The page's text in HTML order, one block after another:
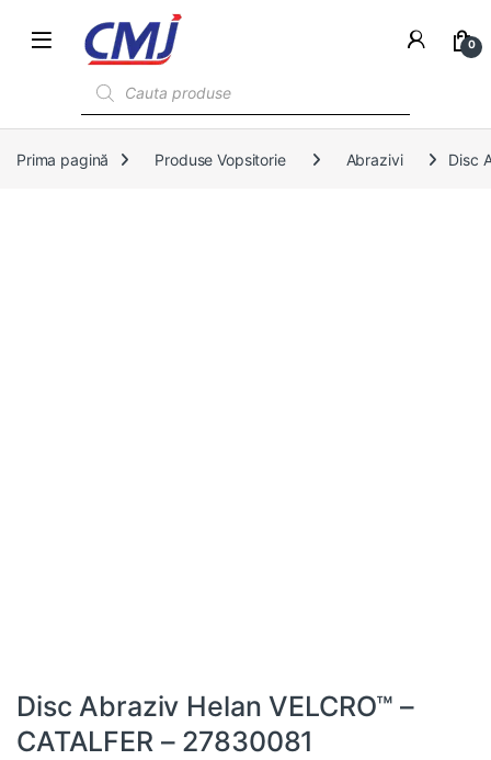
0
Prima pagină Produse Vopsitorie Abrazivi Disc
Disc Abraziv Helan VELCRO™ –
CATALFER – 27830081